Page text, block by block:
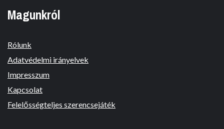
Magunkról
Rólunk
Adatvédelmi irányelvek
Impresszum
Kapcsolat
Felelősségteljes szerencsejáték